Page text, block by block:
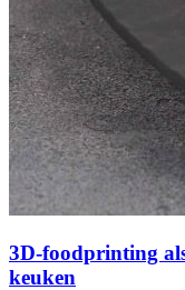
3D-foodprinting
keuken